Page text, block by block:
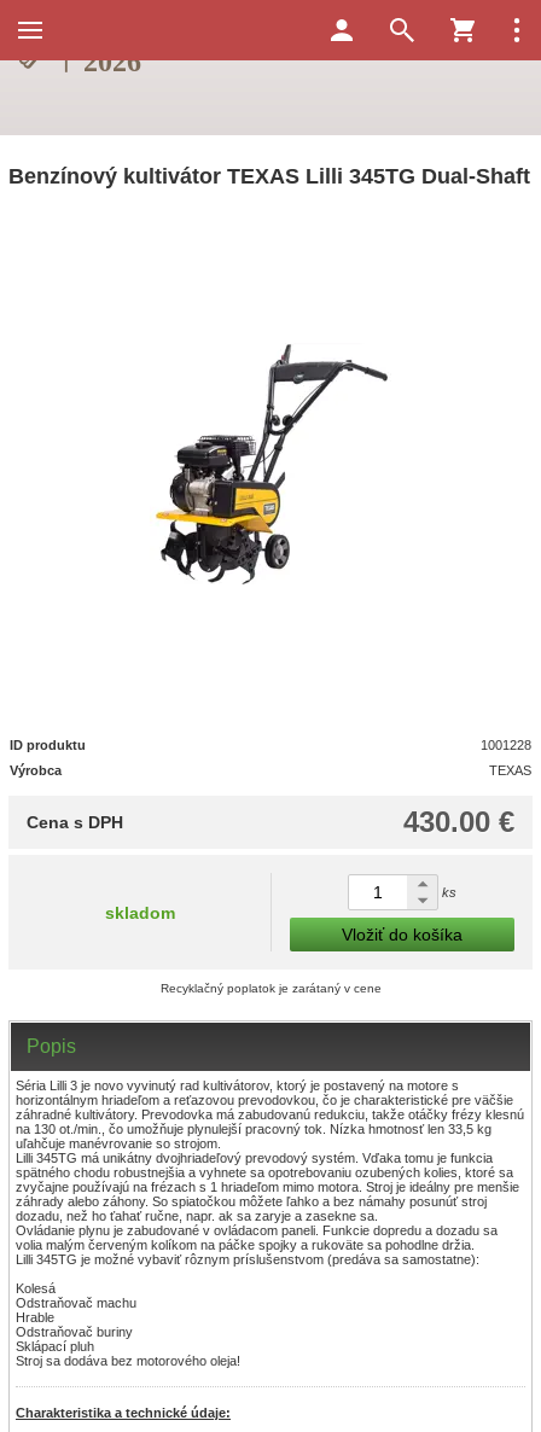
Benzínový kultivátor TEXAS Lilli 345TG Dual-Shaft
ID produktu
1001228
Výrobca
TEXAS
430.00 €
Cena s DPH
skladom
ks
Vložiť do košíka
Recyklačný poplatok je zarátaný v cene
Popis
Séria Lilli 3 je novo vyvinutý rad kultivátorov, ktorý je postavený na motore s
horizontálnym hriadeľom a reťazovou prevodovkou, čo je charakteristické pre väčšie
záhradné kultivátory. Prevodovka má zabudovanú redukciu, takže otáčky frézy klesnú
na 130 ot./min., čo umožňuje plynulejší pracovný tok. Nízka hmotnosť len 33,5 kg
uľahčuje manévrovanie so strojom.
Lilli 345TG má unikátny dvojhriadeľový prevodový systém. Vďaka tomu je funkcia
spätného chodu robustnejšia a vyhnete sa opotrebovaniu ozubených kolies, ktoré sa
zvyčajne používajú na frézach s 1 hriadeľom mimo motora. Stroj je ideálny pre menšie
záhrady alebo záhony. So spiatočkou môžete ľahko a bez námahy posunúť stroj
dozadu, než ho ťahať ručne, napr. ak sa zaryje a zasekne sa.
Ovládanie plynu je zabudované v ovládacom paneli. Funkcie dopredu a dozadu sa
volia malým červeným kolíkom na páčke spojky a rukoväte sa pohodlne držia.
Lilli 345TG je možné vybaviť rôznym príslušenstvom (predáva sa samostatne):
Kolesá
Odstraňovač machu
Hrable
Odstraňovač buriny
Sklápací pluh
Stroj sa dodáva bez motorového oleja!
Charakteristika a technické údaje: